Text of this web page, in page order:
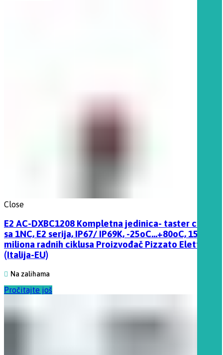
Close
E2 AC-DXBC1208 Kompletna jedinica- taster crveni
sa 1NC, E2 serija, IP67/ IP69K, -25oC…+80oC, 15
miliona radnih ciklusa Proizvođač Pizzato Elettrica
(Italija-EU)
Na zalihama
Pročitajte još